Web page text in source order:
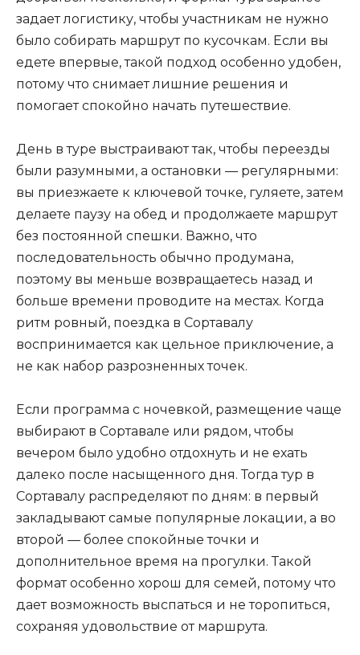
задает логистику, чтобы участникам не нужно
было собирать маршрут по кусочкам. Если вы
едете впервые, такой подход особенно удобен,
потому что снимает лишние решения и
помогает спокойно начать путешествие.
День в туре выстраивают так, чтобы переезды
были разумными, а остановки — регулярными:
вы приезжаете к ключевой точке, гуляете, затем
делаете паузу на обед и продолжаете маршрут
без постоянной спешки. Важно, что
последовательность обычно продумана,
поэтому вы меньше возвращаетесь назад и
больше времени проводите на местах. Когда
ритм ровный, поездка в Сортавалу
воспринимается как цельное приключение, а
не как набор разрозненных точек.
Если программа с ночевкой, размещение чаще
выбирают в Сортавале или рядом, чтобы
вечером было удобно отдохнуть и не ехать
далеко после насыщенного дня. Тогда тур в
Сортавалу распределяют по дням: в первый
закладывают самые популярные локации, а во
второй — более спокойные точки и
дополнительное время на прогулки. Такой
формат особенно хорош для семей, потому что
дает возможность выспаться и не торопиться,
сохраняя удовольствие от маршрута.